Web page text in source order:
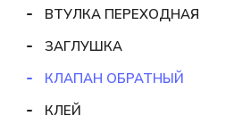
ВТУЛКА ПЕРЕХОДНАЯ
ЗАГЛУШКА
КЛАПАН ОБРАТНЫЙ
КЛЕЙ